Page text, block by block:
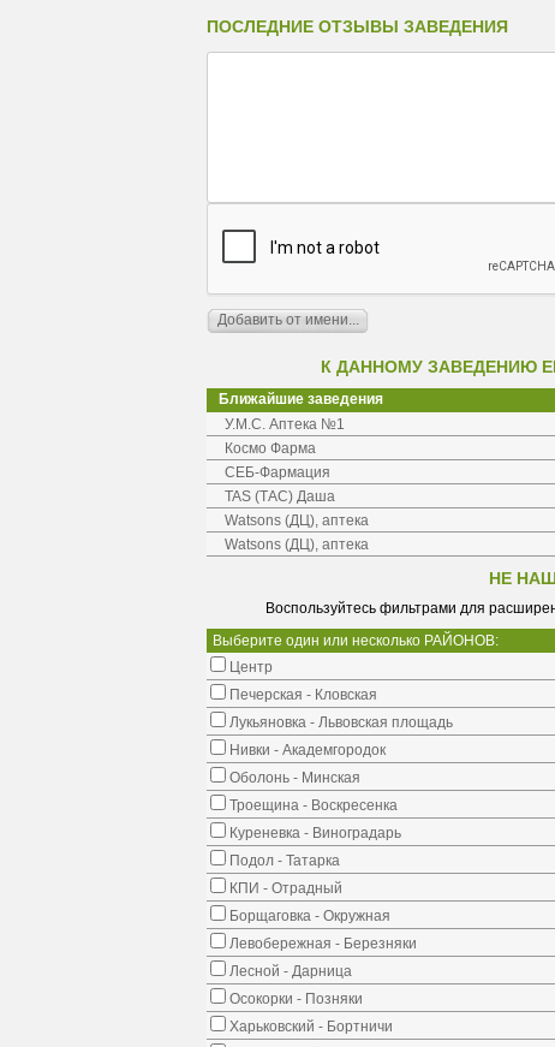
ПОСЛЕДНИЕ ОТЗЫВЫ ЗАВЕДЕНИЯ
К ДАННОМУ ЗАВЕДЕНИЮ
Ближайшие заведения
У.М.С. Аптека №1
Космо Фарма
СЕБ-Фармация
TAS (ТАС) Даша
Watsons (ДЦ), аптека
Watsons (ДЦ), аптека
НЕ
Воспользуйтесь фильтрами для
Выберите один или несколько РАЙОНОВ:
Центр
Печерская - Кловская
Лукьяновка - Львовская площадь
Нивки - Академгородок
Оболонь - Минская
Троещина - Воскресенка
Куреневка - Виноградарь
Подол - Татарка
КПИ - Отрадный
Борщаговка - Окружная
Левобережная - Березняки
Лесной - Дарница
Осокорки - Позняки
Харьковский - Бортничи